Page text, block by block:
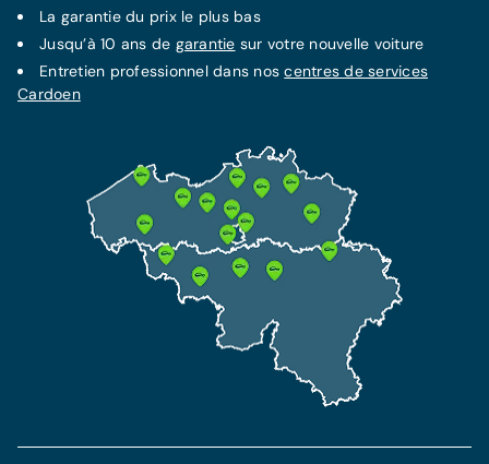
La garantiedu prix le plus bas
Jusqu’à 10 ans de garantie sur votre nouvelle voiture
Entretien professionnel dans noscentres de services
Cardoen